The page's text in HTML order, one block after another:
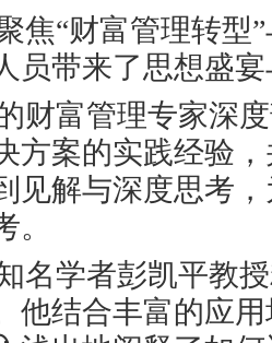
焦“财富管理转型
员带来了思想盛
财富管理专家深
方案的实践经验
见解与深度思考
。
名学者彭凯平教
他结合丰富的应